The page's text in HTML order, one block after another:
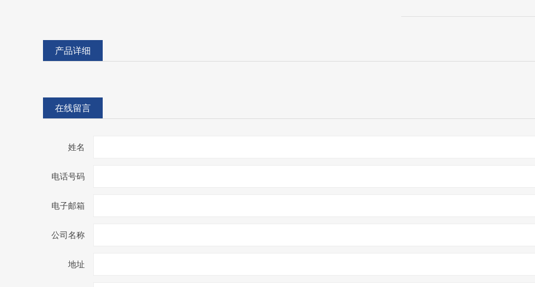
产品详细
在线留言
姓名
电话号码
电子邮箱
公司名称
地址